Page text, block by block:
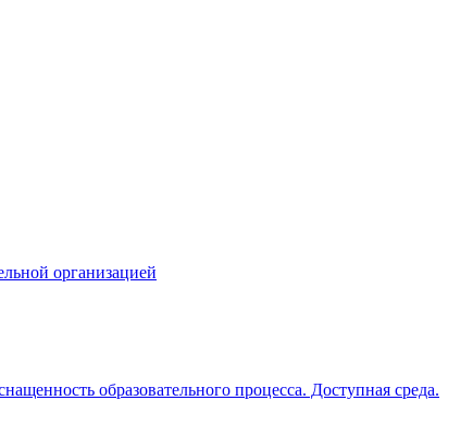
организацией
образовательного процесса. Доступная среда.